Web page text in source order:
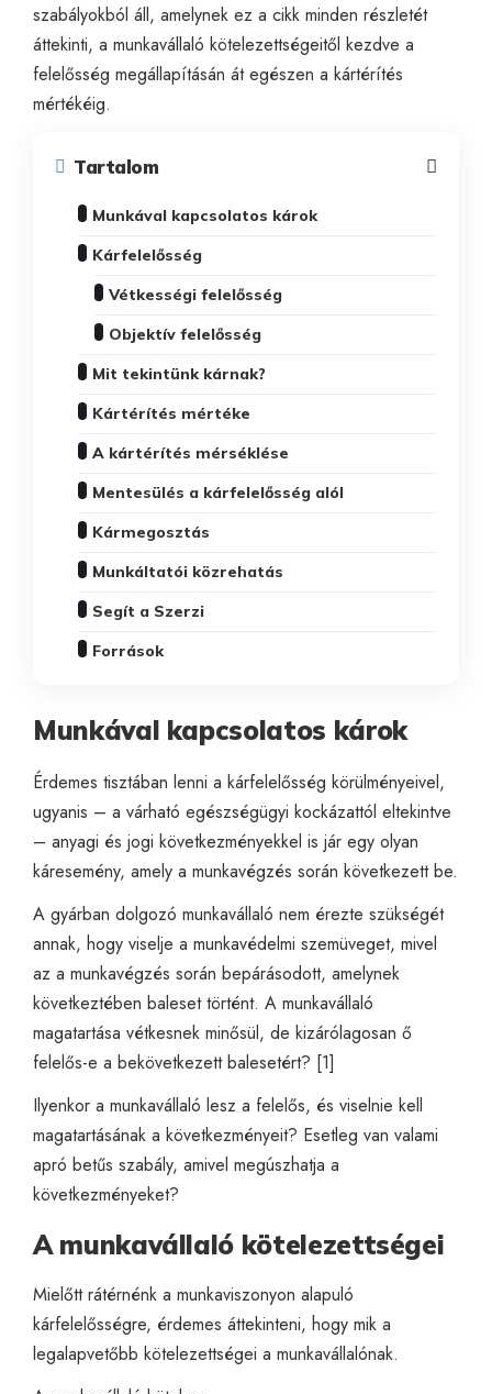
szabályokból áll, amelynek ez a cikk minden részletét
áttekinti, a munkavállaló kötelezettségeitől kezdve a
felelősség megállapításán át egészen a kártérítés
mértékéig.
Tartalom
Munkával kapcsolatos károk
Kárfelelősség
Vétkességi felelősség
Objektív felelősség
Mit tekintünk kárnak?
Kártérítés mértéke
A kártérítés mérséklése
Mentesülés a kárfelelősség alól
Kármegosztás
Munkáltatói közrehatás
Segít a Szerzi
Források
Munkával kapcsolatos károk
Érdemes tisztában lenni a kárfelelősség körülményeivel,
ugyanis – a várható egészségügyi kockázattól eltekintve
– anyagi és jogi következményekkel is jár egy olyan
káresemény, amely a munkavégzés során következett be.
A gyárban dolgozó munkavállaló nem érezte szükségét
annak, hogy viselje a munkavédelmi szemüveget, mivel
az a munkavégzés során bepárásodott, amelynek
következtében baleset történt. A munkavállaló
magatartása vétkesnek minősül, de kizárólagosan ő
felelős-e a bekövetkezett balesetért? [1]
Ilyenkor a munkavállaló lesz a felelős, és viselnie kell
magatartásának a következményeit? Esetleg van valami
apró betűs szabály, amivel megúszhatja a
következményeket?
A munkavállaló kötelezettségei
Mielőtt rátérnénk a munkaviszonyon alapuló
kárfelelősségre, érdemes áttekinteni, hogy mik a
legalapvetőbb kötelezettségei a munkavállalónak.